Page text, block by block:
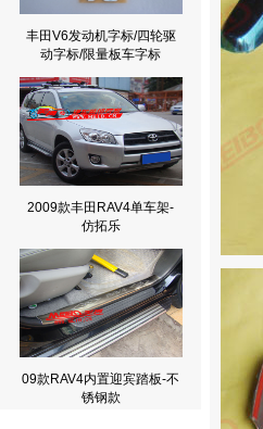
丰田V6发动机字标/四轮驱
动字标/限量板车字标
2009款丰田RAV4单车架-
仿拓乐
09款RAV4内置迎宾踏板-不
锈钢款